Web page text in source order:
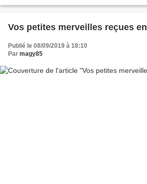
Vos petites merveilles reçues
Publié le 08/09/2019 à 18:10
Par magy85